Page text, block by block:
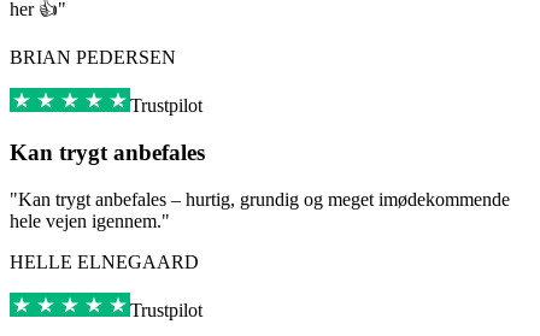
her 👍"
BRIAN PEDERSEN
Trustpilot
Kan trygt anbefales
"Kan trygt anbefales – hurtig, grundig og meget imødekommende
hele vejen igennem."
HELLE ELNEGAARD
Trustpilot